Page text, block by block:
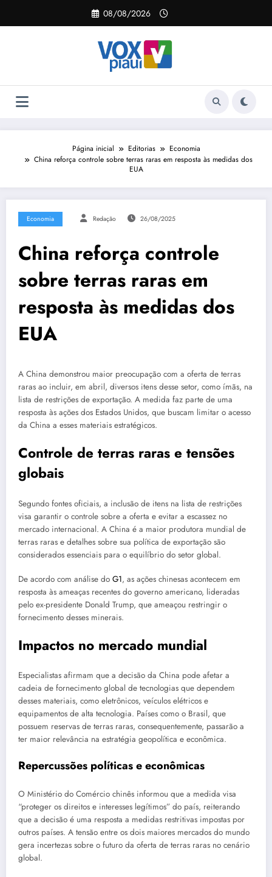
o
08/08/2026
Página inicial Editorias
Economia
China reforça controle sobre terras raras em resposta às medidas dos
EUA
Economia Redação 26/08/2025
China reforça controle
sobre terras raras em
resposta às medidas dos
EUA
A China demonstrou maior preocupação com a oferta de terras
raras ao incluir, em abril, diversos itens desse setor, como ímãs, na
lista de restrições de exportação. A medida faz parte de uma
resposta às ações dos Estados Unidos, que buscam limitar o acesso
da China a esses materiais estratégicos.
Controle de terras raras e tensões
globais
Segundo fontes oficiais, a inclusão de itens na lista de restrições
visa garantir o controle sobre a oferta e evitar a escassez no
mercado internacional. A China é a maior produtora mundial de
terras raras e detalhes sobre sua política de exportação são
considerados essenciais para o equilíbrio do setor global.
De acordo com análise do G1, as ações chinesas acontecem em
resposta às ameaças recentes do governo americano, lideradas
pelo ex-presidente Donald Trump, que ameaçou restringir o
fornecimento desses minerais.
Impactos no mercado mundial
Especialistas afirmam que a decisão da China pode afetar a
cadeia de fornecimento global de tecnologias que dependem
desses materiais, como eletrônicos, veículos elétricos e
equipamentos de alta tecnologia. Países como o Brasil, que
possuem reservas de terras raras, consequentemente, passarão a
ter maior relevância na estratégia geopolítica e econômica.
Repercussões políticas e econômicas
O Ministério do Comércio chinês informou que a medida visa
“proteger os direitos e interesses legítimos” do país, reiterando
que a decisão é uma resposta a medidas restritivas impostas por
outros países. A tensão entre os dois maiores mercados do mundo
gera incertezas sobre o futuro da oferta de terras raras no cenário
global.